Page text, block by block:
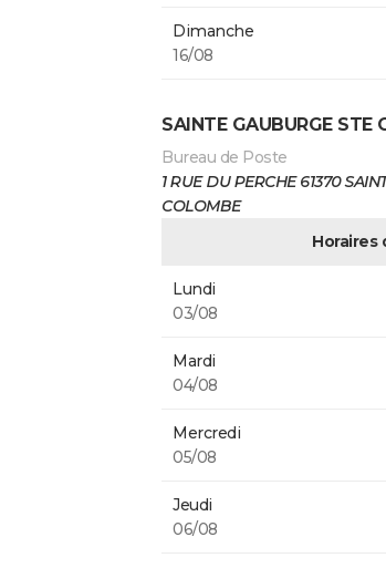
Dimanche
16/08
SAINTE GAUBURGE STE
Bureau de Poste
1 RUE DU PERCHE 61370
COLOMBE
Horaires
Lundi
03/08
Mardi
04/08
Mercredi
05/08
Jeudi
06/08